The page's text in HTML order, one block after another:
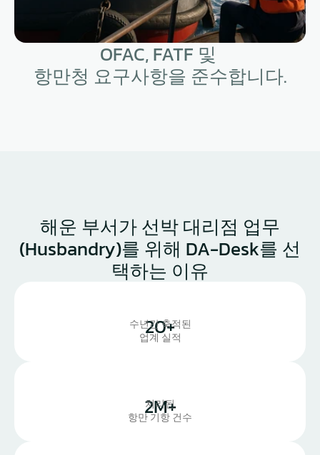
OFAC, FATF 및
항만청 요구사항을 준수합니다.
해운 부서가 선박 대리점 업무
(Husbandry)를 위해 DA-Desk를 선
택하는 이유
20+
수년간 축적된
업계 실적
2M+
처리된
항만 기항 건수